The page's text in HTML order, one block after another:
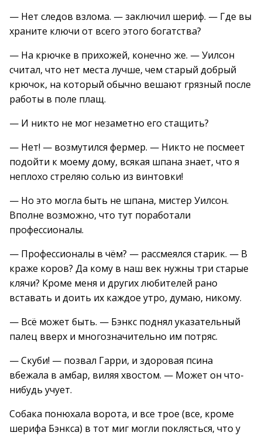
— Нет следов взлома. — заключил шериф. — Где вы
храните ключи от всего этого богатства?
— На крючке в прихожей, конечно же. — Уилсон
считал, что нет места лучше, чем старый добрый
крючок, на который обычно вешают грязный после
работы в поле плащ.
— И никто не мог незаметно его стащить?
— Нет! — возмутился фермер. — Никто не посмеет
подойти к моему дому, всякая шпана знает, что я
неплохо стреляю солью из винтовки!
— Но это могла быть не шпана, мистер Уилсон.
Вполне возможно, что тут поработали
профессионалы.
— Профессионалы в чём? — рассмеялся старик. — В
краже коров? Да кому в наш век нужны три старые
клячи? Кроме меня и других любителей рано
вставать и доить их каждое утро, думаю, никому.
— Всё может быть. — Бэнкс поднял указательный
палец вверх и многозначительно им потряс.
— Скуби! — позвал Гарри, и здоровая псина
вбежала в амбар, виляя хвостом. — Может он что-
нибудь учует.
Собака понюхала ворота, и все трое (все, кроме
шерифа Бэнкса) в тот миг могли поклясться, что у